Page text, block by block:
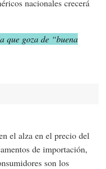
nacionales crecerá
que goza de “buena
el alza en el precio del
de importación,
son los